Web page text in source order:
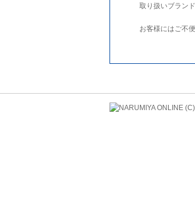
取り扱いブラン
お客様にはご不